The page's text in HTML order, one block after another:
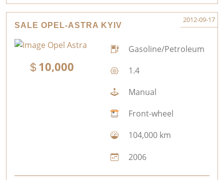
SALE OPEL-ASTRA KYIV
2012-09-17
10,000
Gasoline/Petroleum
1.4
Manual
Front-wheel
104,000 km
2006